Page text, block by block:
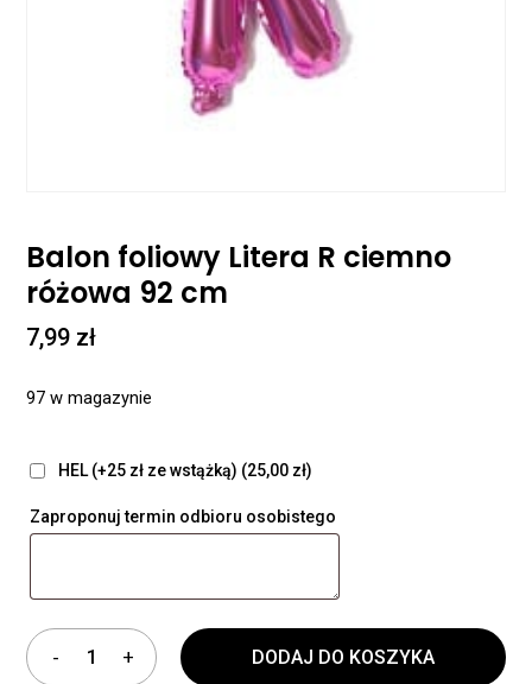
Balon foliowy Litera R ciemno
różowa 92 cm
7,99 zł
97 w magazynie
HEL (+25 zł ze wstążką) (25,00 zł)
Zaproponuj termin odbioru osobistego
DODAJ DO KOSZYKA